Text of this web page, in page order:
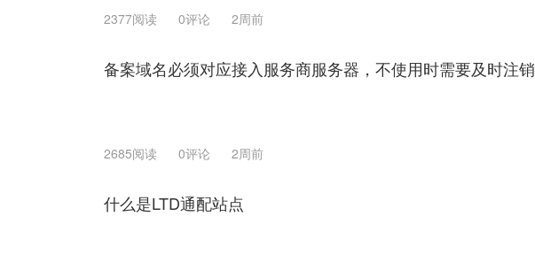
2377阅读 0评论 2周前
备案域名必须对应接入服务商服务器，不使用时需要及时注销
2685阅读 0评论 2周前
什么是LTD通配站点